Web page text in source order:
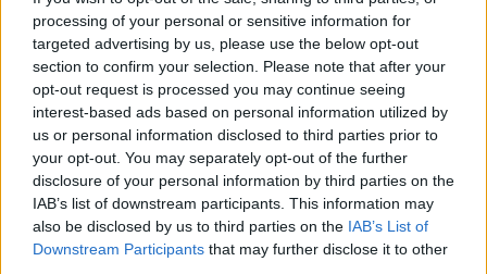
processing of your personal or sensitive information for
targeted advertising by us, please use the below opt-out
section to confirm your selection. Please note that after your
opt-out request is processed you may continue seeing
interest-based ads based on personal information utilized by
us or personal information disclosed to third parties prior to
your opt-out. You may separately opt-out of the further
disclosure of your personal information by third parties on the
IAB’s list of downstream participants. This information may
also be disclosed by us to third parties on the IAB’s List of
Downstream Participants that may further disclose it to other
Τρομερό παγκόσμιο ρεκόρ απ' την
καταπληκτική Κίπιεγκον στα 1.500 μ.
Η Κενυάτισσα δρομέας έσπασε το ρεκόρ
που κρατούσε η Ντιμπάμπα απ' το 2015